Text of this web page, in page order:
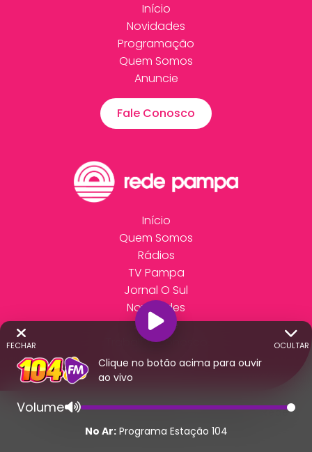
Início
Novidades
Programação
Quem Somos
Anuncie
Fale Conosco
Início
Quem Somos
Rádios
TV Pampa
Jornal O Sul
Novidades
Anuncie
Trabalhe Conosco
Fale Conosco
© 2026 - Direitos Reservados - Rádio 104 - Rede
OCULTAR
FECHAR
Clique no botão acima para ouvir
ao vivo
Volume
No Ar:Programa Estação 104